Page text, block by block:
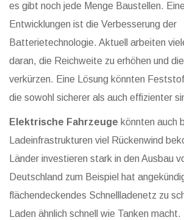
es gibt noch jede Menge Baustellen.
Entwicklungen ist die Verbesserung der
Batterietechnologie. Aktuell arbeiten
daran, die Reichweite zu erhöhen und
verkürzen. Eine Lösung könnten
die sowohl sicherer als auch effizienter
Elektrische Fahrzeuge könnten auch
Ladeinfrastrukturen viel Rückenwind
Länder investieren stark in den Ausbau
Deutschland zum Beispiel hat
flächendeckendes Schnellladenetz zu
Laden ähnlich schnell wie Tanken macht.